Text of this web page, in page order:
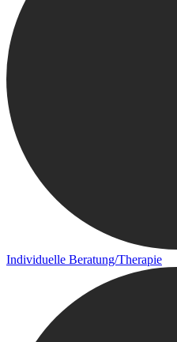
Individuelle Beratung/Therapie